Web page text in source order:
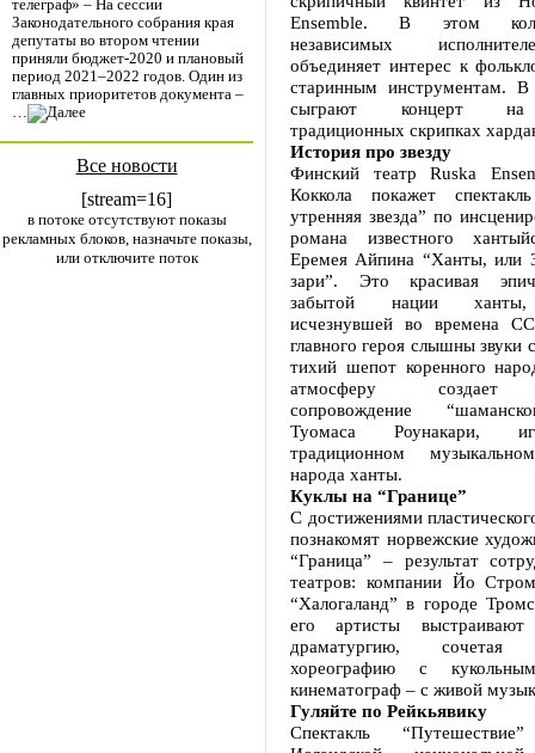
телеграф» – На сессии
Законодательного собрания края
депутаты во втором чтении
приняли бюджет-2020 и плановый
период 2021–2022 годов. Один из
главных приоритетов документа –
…
Все новости
[stream=16]
в потоке отсутствуют показы
рекламных блоков, назначьте показы,
или отключите поток
Ensemble. В этом
независимых
объединяет интерес к
старинным инструментам.
сыграют концерт на
традиционных скрипках
История про звезду
Финский театр Ruska
Коккола покажет
утренняя звезда” по
романа известного
Еремея Айпина “Ханты, или
зари”. Это красивая
забытой нации ханты,
исчезнувшей во времена
главного героя слышны звуки
тихий шепот коренного
атмосферу создает
сопровождение
Туомаса Роунакари,
традиционном
народа ханты.
Куклы на “Границе”
С достижениями
познакомят норвежские
“Граница” – результат
театров: компании Йо
“Халогаланд” в городе
его артисты выстраивают
драматургию, сочетая
хореографию с
кинематограф – с живой
Гуляйте по Рейкьявику
Спектакль